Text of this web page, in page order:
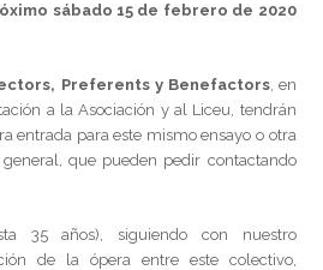
sábado 15 de febrero de 2020
Preferents y Benefactors, en
a la Asociación y al Liceu, tendrán
entrada para este mismo ensayo o otra
que pueden pedir contactando
35 años), siguiendo con nuestro
de la ópera entre este colectivo,